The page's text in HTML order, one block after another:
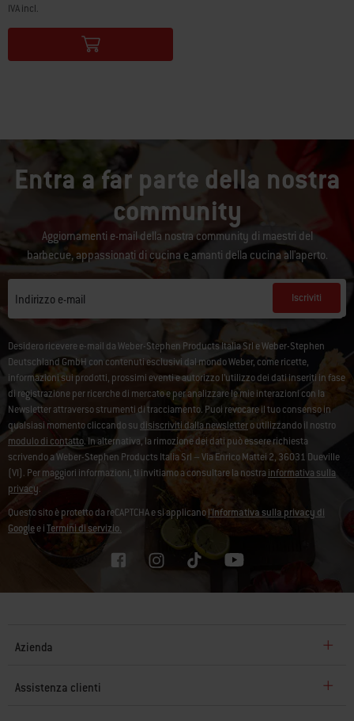
IVA incl.
Color Options
Entra a far parte della nostra
community
Aggiornamenti e-mail della nostra community di maestri del
barbecue, appassionati di cucina e amanti della cucina all'aperto.
Indirizzo e-mail Iscriviti
Desidero ricevere e-mail da Weber-Stephen Products Italia Srl e Weber-Stephen
Deutschland GmbH con contenuti esclusivi dal mondo Weber, come ricette,
informazioni sui prodotti, prossimi eventi e autorizzo l’utilizzo dei dati inseriti in fase
di registrazione per ricerche di mercato e per analizzare le mie interazioni con la
Newsletter attraverso strumenti di tracciamento. Puoi revocare il tuo consenso in
qualsiasi momento cliccando su disiscriviti dalla newslettero utilizzando il nostro
modulo di contatto. In alternativa, la rimozione dei dati può essere richiesta
scrivendo a Weber-Stephen Products Italia Srl – Via Enrico Mattei 2, 36031 Dueville
(VI). Per maggiori informazioni, ti invitiamo a consultare la nostra informativa sulla
privacy.
Questo sito è protetto da reCAPTCHA e si applicanol'Informativa sulla privacy di
Googlee iTermini di servizio.
Azienda
Assistenza clienti